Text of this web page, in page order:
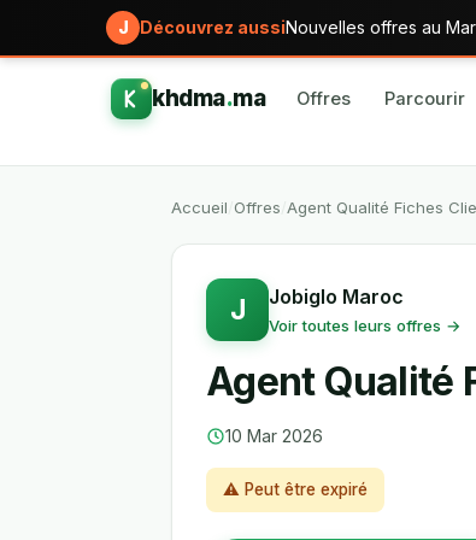
J Découvrez aussiNouvelles offres au
khdma.ma Offres Parcourir
Accueil Offres Agent Qualité Fiches
J Jobiglo Maroc
Voir toutes leurs offres →
Agent Qualité
10 Mar 2026
⚠ Peut être expiré